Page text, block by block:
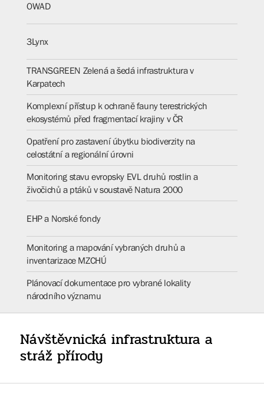
OWAD
3Lynx
TRANSGREEN Zelená a šedá infrastruktura v
Karpatech
Komplexní přístup k ochraně fauny terestrických
ekosystémů před fragmentací krajiny v ČR
Opatření pro zastavení úbytku biodiverzity na
celostátní a regionální úrovni​​​​​​​​​​​​
Monitoring stavu evropsky EVL druhů rostlin a
živočichů a ptáků v soustavě Natura 2000​​​​​​​
EHP a Norské fondy
Monitoring a mapování vybraných druhů a
inventarizace MZCHÚ
Plánovací dokumentace pro vybrané lokality
národního významu
Návštěvnická infrastruktura a
stráž přírody